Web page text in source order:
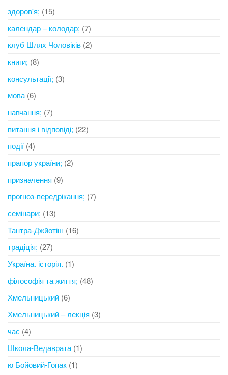
здоров'я; (15)
календар – колодар; (7)
клуб Шлях Чоловіків (2)
книги; (8)
консультації; (3)
мова (6)
навчання; (7)
питання і відповіді; (22)
події (4)
прапор україни; (2)
призначення (9)
прогноз-передрікання; (7)
семінари; (13)
Тантра-Джйотіш (16)
традіція; (27)
Україна. історія. (1)
філософія та життя; (48)
Хмельницький (6)
Хмельницький – лекція (3)
час (4)
Школа-Ведаврата (1)
ю Бойовий-Гопак (1)